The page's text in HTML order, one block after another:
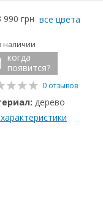
990 грн все цвета
наличии
когда
появится?
0 отзывов
дерево